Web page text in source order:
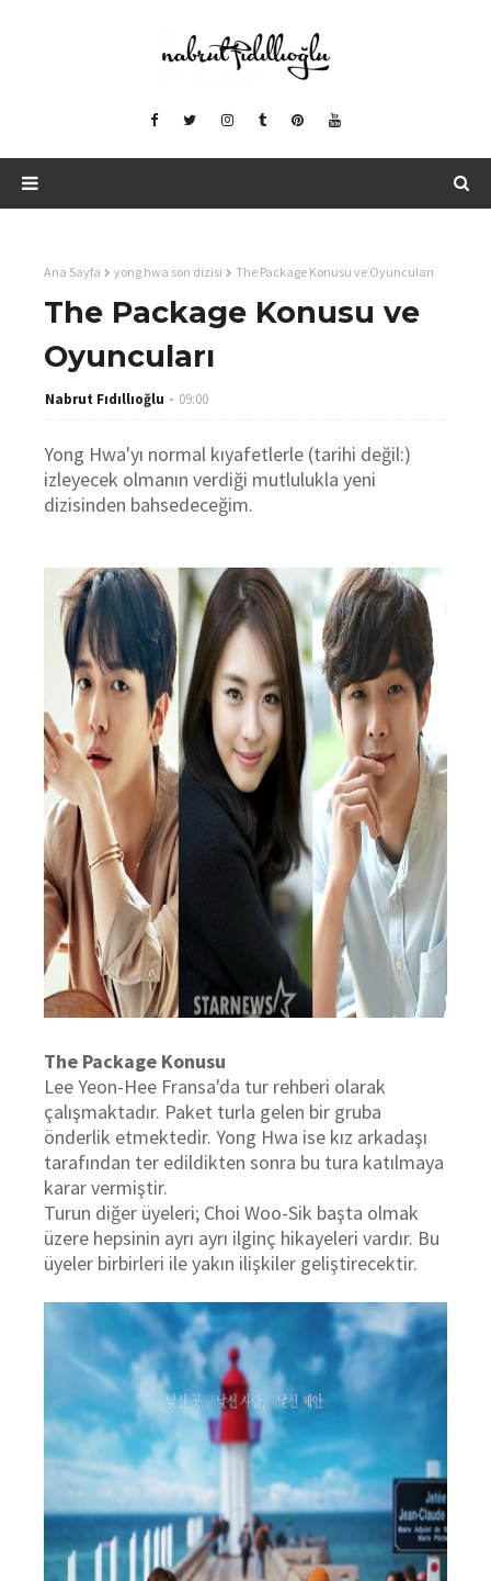
Ana Sayfa yong hwa son dizisi The Package Konusu ve Oyuncuları
The Package Konusu ve
Oyuncuları
Nabrut Fıdıllıoğlu 09:00
Yong Hwa'yı normal kıyafetlerle (tarihi değil:)
izleyecek olmanın verdiği mutlulukla yeni
dizisinden bahsedeceğim.
The Package Konusu
Lee Yeon-Hee Fransa'da tur rehberi olarak
çalışmaktadır. Paket turla gelen bir gruba
önderlik etmektedir. Yong Hwa ise kız arkadaşı
tarafından ter edildikten sonra bu tura katılmaya
karar vermiştir.
Turun diğer üyeleri; Choi Woo-Sik başta olmak
üzere hepsinin ayrı ayrı ilginç hikayeleri vardır. Bu
üyeler birbirleri ile yakın ilişkiler geliştirecektir.